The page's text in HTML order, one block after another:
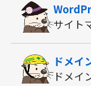
サイト
ドメイ
ドメイ